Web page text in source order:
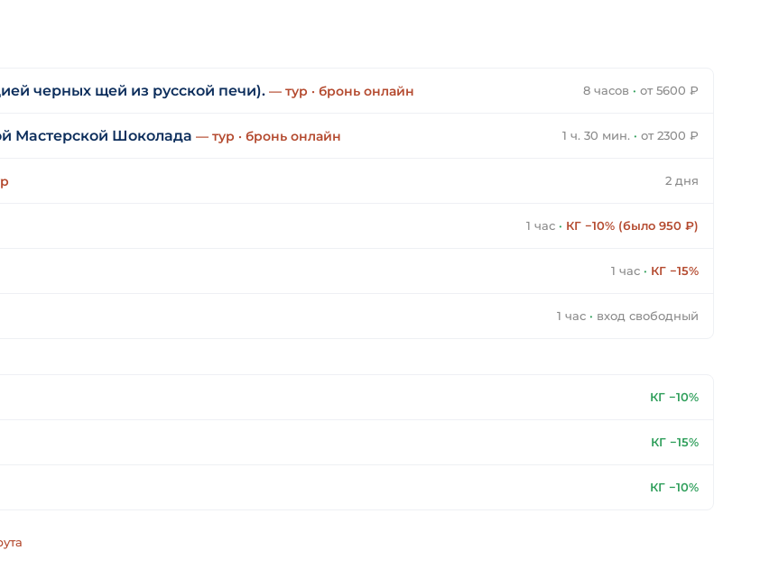
черных щей из русской печи). — тур · бронь онлайн 8 часов · от 5600 ₽
Мастерской Шоколада — тур · бронь онлайн 1 ч. 30 мин. · от 2300 ₽
2 дня
1 час · КГ −10% (было 950 ₽)
1 час · КГ −15%
1 час · вход свободный
КГ −10%
КГ −15%
КГ −10%